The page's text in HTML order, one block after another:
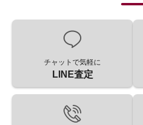
チャットで気軽に
LINE査定